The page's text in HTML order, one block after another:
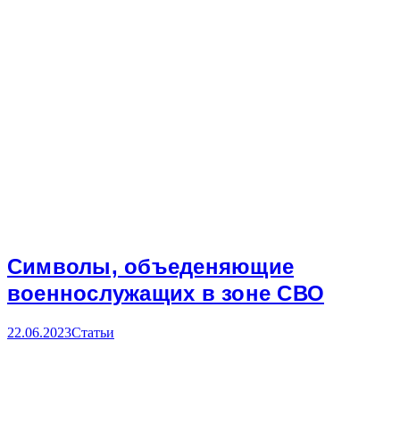
Символы, объеденяющие
военнослужащих в зоне СВО
22.06.2023Статьи